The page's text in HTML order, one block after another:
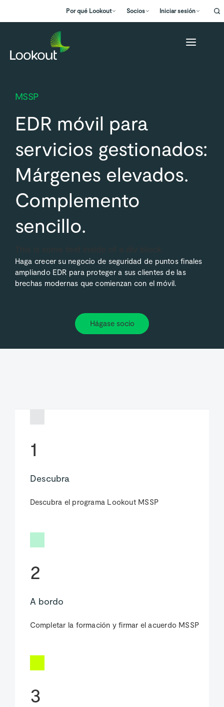
Por qué Lookout Socios Iniciar sesión
MSSP
EDR móvil para
servicios gestionados:
Márgenes elevados.
Complemento
sencillo.
Haga crecer su negocio de seguridad de puntos finales
ampliando EDR para proteger a sus clientes de las
brechas modernas que comienzan con el móvil.
Hágase socio
1
Descubra
Descubra el programa Lookout MSSP
2
A bordo
Completar la formación y firmar el acuerdo MSSP
3